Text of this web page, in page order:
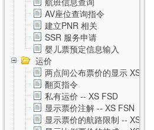
AV座位查询指令
建立PNR 相关
SSR 服务申请
婴儿票预定信息输入
运价
两点间公布票价的显示 XS FSD
翻页指令
私有运价 -- XS FSD
显示票价注解 -- XS FSN
显示票价的航路限制 -- XS FSL